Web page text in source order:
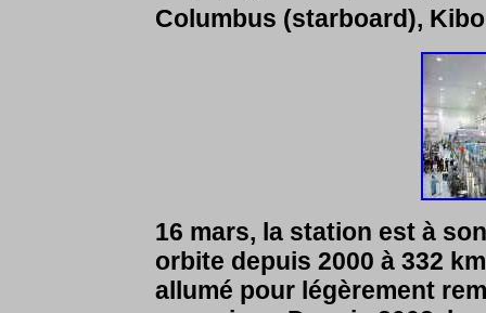
Columbus (starboard),
16 mars, la station est à
orbite depuis 2000 à 332
allumé pour légèrement